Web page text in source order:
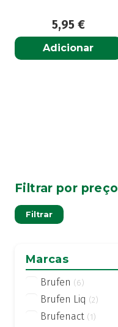
5,95 €
Adicionar
Filtrar por preço
Filtrar
Marcas
Brufen (6)
Brufen Liq (2)
Brufenact (1)